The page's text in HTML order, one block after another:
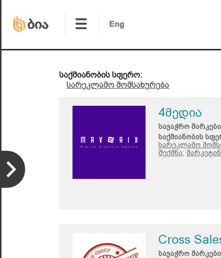
საქმიანობის სფერო:
სარეკლამო მომსახურება
4მედია
სავაჭრო
საქმიანობის
სარეკლამო
შექმნა;
Cross
სავაჭრო